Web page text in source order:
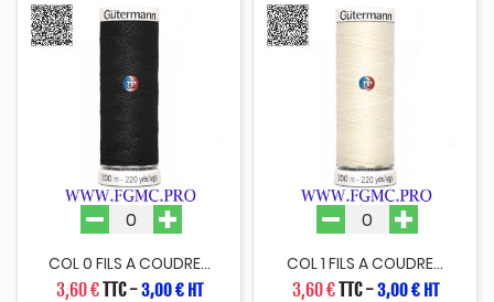
COL 0 FILS A COUDRE...
3,60 €TTC-3,00 € HT
COL 1 FILS A COUDRE...
3,60 €TTC-3,00 € HT